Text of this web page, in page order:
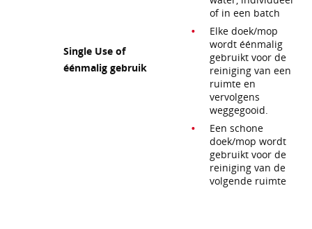
Single Use of
éénmalig gebruik
of in een batch
Elke doek/mop
wordt éénmalig
gebruikt voor de
reiniging van een
ruimte en
vervolgens
weggegooid.
Een schone
doek/mop wordt
gebruikt voor de
reiniging van de
volgende ruimte